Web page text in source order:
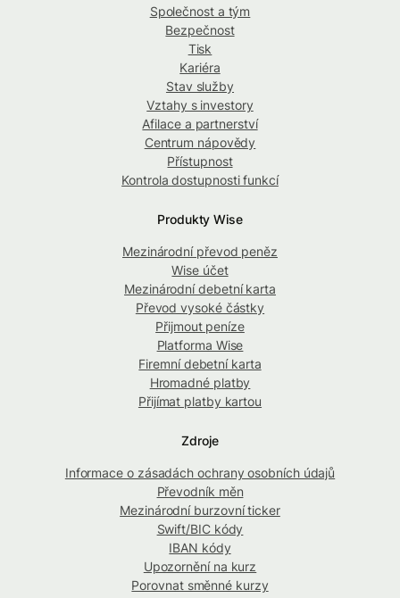
Společnost a tým
Bezpečnost
Tisk
Kariéra
Stav služby
Vztahy s investory
Afilace a partnerství
Centrum nápovědy
Přístupnost
Kontrola dostupnosti funkcí
Produkty Wise
Mezinárodní převod peněz
Wise účet
Mezinárodní debetní karta
Převod vysoké částky
Přijmout peníze
Platforma Wise
Firemní debetní karta
Hromadné platby
Přijímat platby kartou
Zdroje
Informace o zásadách ochrany osobních údajů
Převodník měn
Mezinárodní burzovní ticker
Swift/BIC kódy
IBAN kódy
Upozornění na kurz
Porovnat směnné kurzy